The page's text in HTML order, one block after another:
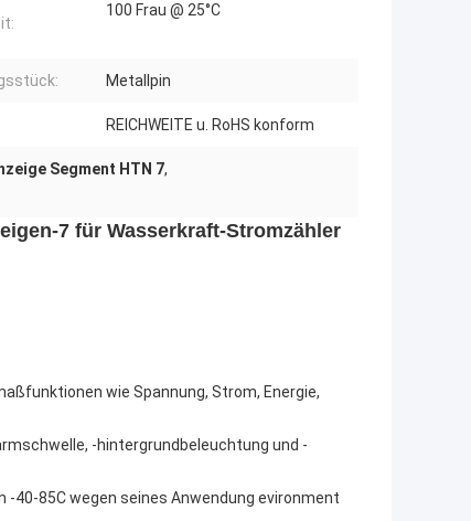
100 Frau @ 25°C
Metallpin
REICHWEITE u. RoHS konform
Segment HTN 7,
7 für Wasserkraft-Stromzähler
wie Spannung, Strom, Energie,
-hintergrundbeleuchtung und -
40-85C wegen seines Anwendung evironment